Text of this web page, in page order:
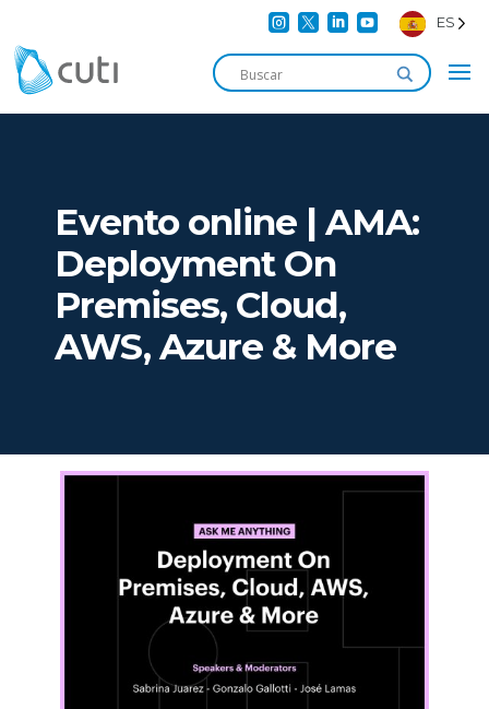
    ES
Evento online | AMA:
Deployment On
Premises, Cloud,
AWS, Azure & More